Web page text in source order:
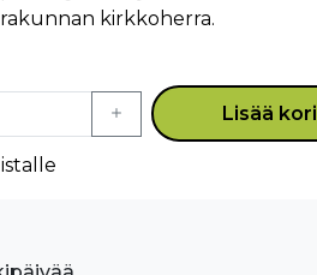
kirkkoherra.
Lisää